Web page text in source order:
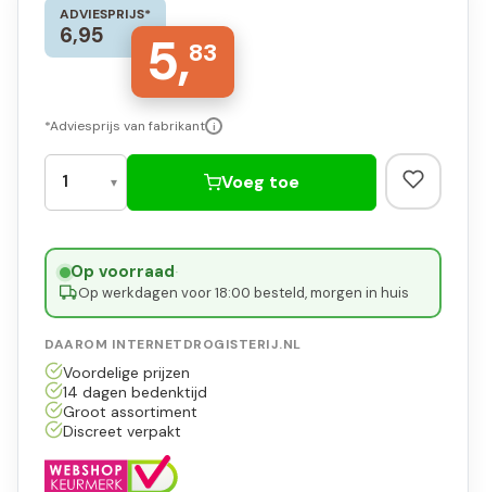
ADVIESPRIJS*
6,95 5,83
*Adviesprijs van fabrikant i
Voeg toe
Op voorraad·
Op werkdagen voor 18:00 besteld, morgen in huis
DAAROM INTERNETDROGISTERIJ.NL
Voordelige prijzen
14 dagen bedenktijd
Groot assortiment
Discreet verpakt